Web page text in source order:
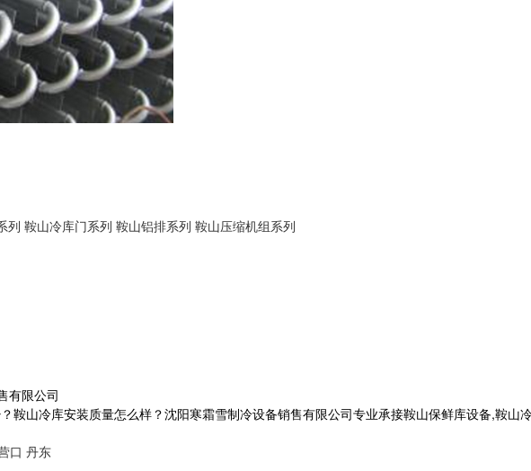
列 鞍山冷库门系列 鞍山铝排系列 鞍山压缩机组系列
有限公司
鞍山冷库安装质量怎么样？沈阳寒霜雪制冷设备销售有限公司专业承接鞍山保鲜库设备,鞍山
口 丹东